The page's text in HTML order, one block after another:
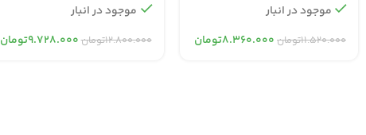
موجود در انبار
۱۱.۵۲۰.۰۰۰تومان ۸.۳۶۰.۰۰۰تومان
موجود در انبار
۱۲.۸۰۰.۰۰۰تومان۹.۷۲۸.۰۰۰تومان